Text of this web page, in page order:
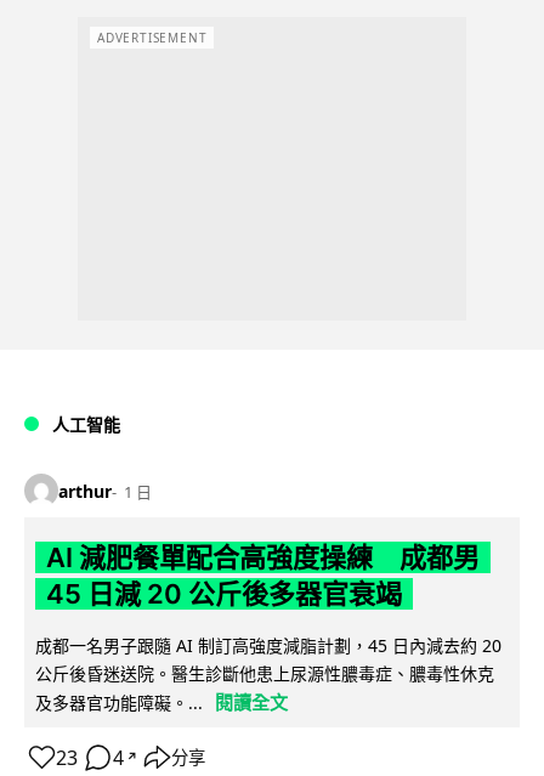
ADVERTISEMENT
人工智能
arthur 1 日
AI 減肥餐單配合高強度操練 成都男
45 日減 20 公斤後多器官衰竭
成都一名男子跟隨 AI 制訂高強度減脂計劃，45 日內減去約 20
公斤後昏迷送院。醫生診斷他患上尿源性膿毒症、膿毒性休克
及多器官功能障礙。...
閱讀全文
23 4 ↗ 分享